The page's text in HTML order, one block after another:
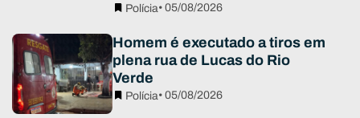
Polícia• 05/08/2026
Homem é executado a tiros em
plena rua de Lucas do Rio
Verde
Polícia• 05/08/2026